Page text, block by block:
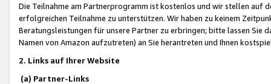
Die Teilnahme am Partnerprogramm ist kostenlos und wir stellen auf
erfolgreichen Teilnahme zu unterstützen. Wir haben zu keinem
Beratungsleistungen für unsere Partner zu erbringen; bitte lassen Sie
Namen von Amazon aufzutreten) an Sie herantreten und Ihnen
2. Links auf Ihrer Website
(a) Partner-Links